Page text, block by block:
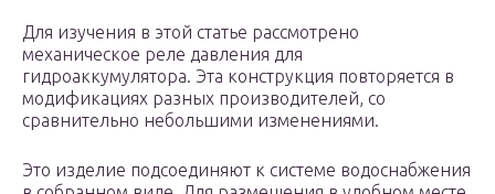
Для изучения в этой статье рассмотрено
механическое реле давления для
гидроаккумулятора. Эта конструкция повторяется в
модификациях разных производителей, со
сравнительно небольшими изменениями.
Это изделие подсоединяют к системе водоснабжения